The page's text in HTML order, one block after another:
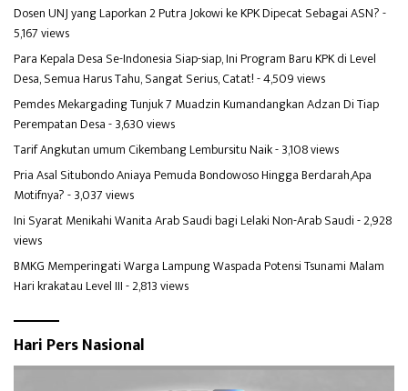
Dosen UNJ yang Laporkan 2 Putra Jokowi ke KPK Dipecat Sebagai ASN?-
5,167 views
Para Kepala Desa Se-Indonesia Siap-siap, Ini Program Baru KPK di Level
Desa, Semua Harus Tahu, Sangat Serius, Catat!- 4,509 views
Pemdes Mekargading Tunjuk 7 Muadzin Kumandangkan Adzan Di Tiap
Perempatan Desa- 3,630 views
Tarif Angkutan umum Cikembang Lembursitu Naik- 3,108 views
Pria Asal Situbondo Aniaya Pemuda Bondowoso Hingga Berdarah,Apa
Motifnya?- 3,037 views
Ini Syarat Menikahi Wanita Arab Saudi bagi Lelaki Non-Arab Saudi- 2,928
views
BMKG Memperingati Warga Lampung Waspada Potensi Tsunami Malam
Hari krakatau Level III- 2,813 views
Hari Pers Nasional